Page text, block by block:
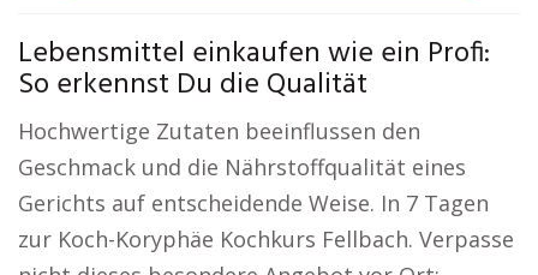
Lebensmittel einkaufen wie ein Profi:
So erkennst Du die Qualität
Hochwertige Zutaten beeinflussen den
Geschmack und die Nährstoffqualität eines
Gerichts auf entscheidende Weise. In 7 Tagen
zur Koch-Koryphäe Kochkurs Fellbach. Verpasse